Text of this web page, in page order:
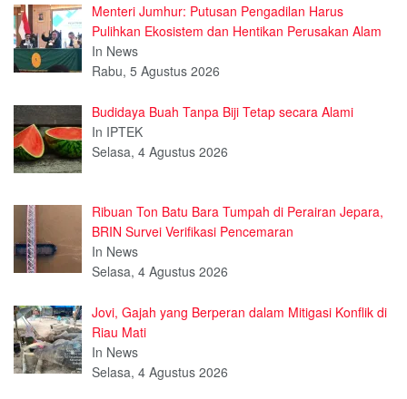
Menteri Jumhur: Putusan Pengadilan Harus
Pulihkan Ekosistem dan Hentikan Perusakan Alam
In News
Rabu, 5 Agustus 2026
Budidaya Buah Tanpa Biji Tetap secara Alami
In IPTEK
Selasa, 4 Agustus 2026
Ribuan Ton Batu Bara Tumpah di Perairan Jepara,
BRIN Survei Verifikasi Pencemaran
In News
Selasa, 4 Agustus 2026
Jovi, Gajah yang Berperan dalam Mitigasi Konflik di
Riau Mati
In News
Selasa, 4 Agustus 2026